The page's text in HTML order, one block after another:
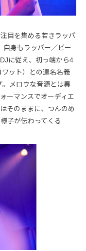
目を集める若きラッパ
自身もラッパー／ビー
に従え、初っ端から4
ット）との連名名義
メロウな音源とは異
ーマンスでオーディエ
そのままに、つんのめ
子が伝わってくる